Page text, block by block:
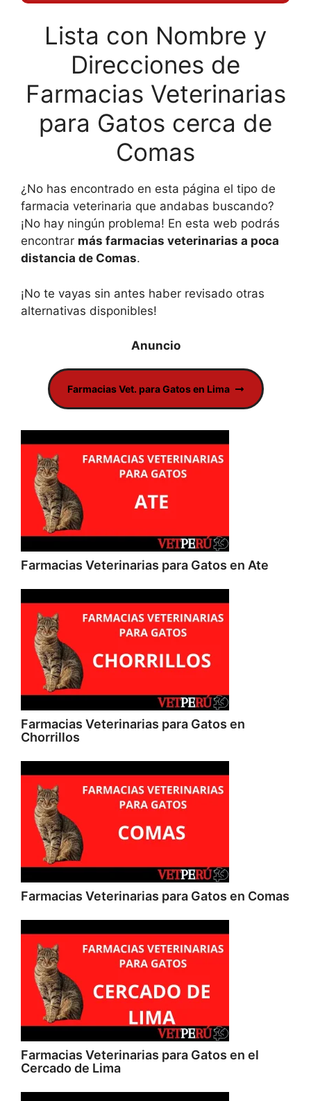
Lista con Nombre y
Direcciones de
Farmacias Veterinarias
para Gatos cerca de
Comas
¿No has encontrado en esta página el tipo de
farmacia veterinaria que andabas buscando?
¡No hay ningún problema! En esta web podrás
encontrar más farmacias veterinarias a poca
distancia de Comas.
¡No te vayas sin antes haber revisado otras
alternativas disponibles!
Farmacias Vet. para Gatos en Lima
Farmacias Veterinarias para Gatos en Ate
Farmacias Veterinarias para Gatos en
Chorrillos
Farmacias Veterinarias para Gatos en Comas
Farmacias Veterinarias para Gatos en el
Cercado de Lima